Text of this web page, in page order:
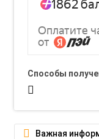
Способы
Важная